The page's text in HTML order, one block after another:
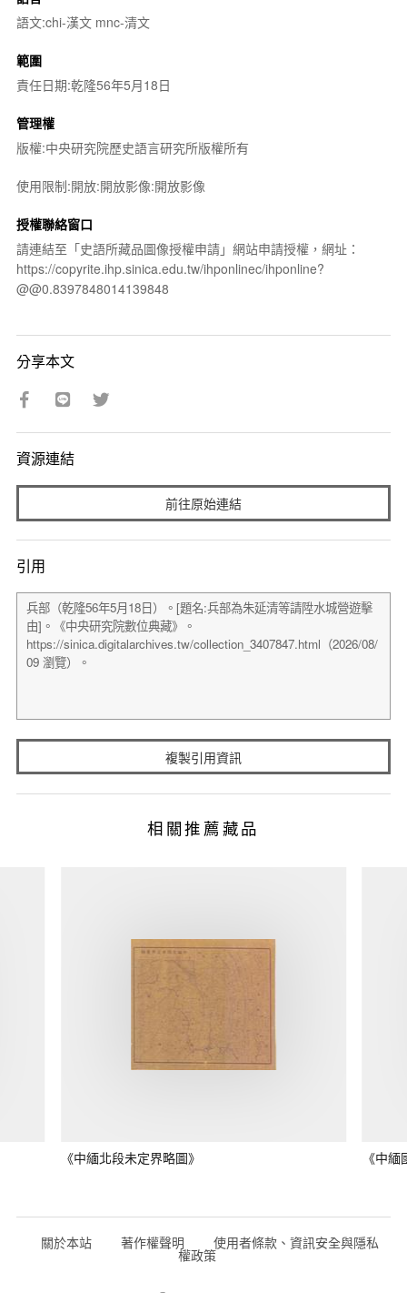
語文:chi-漢文 mnc-清文
範圍
責任日期:乾隆56年5月18日
管理權
版權:中央研究院歷史語言研究所版權所有
使用限制:開放:開放影像:開放影像
授權聯絡窗口
請連結至「史語所藏品圖像授權申請」網站申請授權，網址：
https://copyrite.ihp.sinica.edu.tw/ihponlinec/ihponline?
@@0.8397848014139848
分享本文
資源連結
前往原始連結
引用
複製引用資訊
相關推薦藏品
《中緬北段未定界略圖》 《中
關於本站 著作權聲明 使用者條款、資訊安全與隱私
權政策